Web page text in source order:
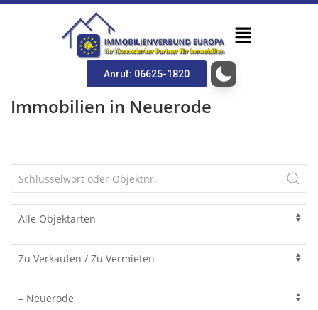
Anruf: 06625-1820
Immobilien in Neuerode